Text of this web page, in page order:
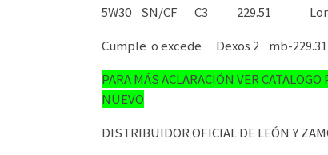
5W30 SN/CF C3 229.51
Cumple o excede Dexos 2 mb-229.31
PARA MÁS ACLARACIÓN VER
NUEVO
DISTRIBUIDOR OFICIAL DE LEÓN Y